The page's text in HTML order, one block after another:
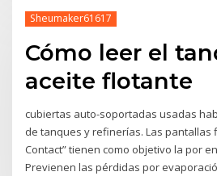
Sheumaker61617
Cómo leer el
aceite flotante
cubiertas auto-soportadas usadas
de tanques y refinerías. Las pantallas
Contact” tienen como objetivo la por
Previenen las pérdidas por